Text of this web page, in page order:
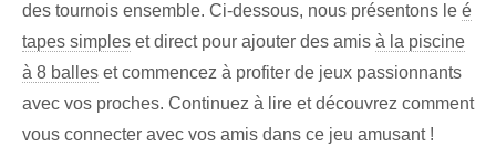
des tournois ensemble. Ci-dessous, nous présentons le é
tapes simples et direct pour ajouter des amis à la piscine
à 8 balles et commencez à profiter de jeux passionnants
avec vos proches. Continuez à lire et découvrez comment
vous connecter avec vos amis dans ce jeu amusant !